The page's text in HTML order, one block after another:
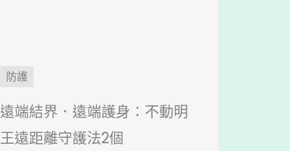
防護
遠端結界．遠端護身：不動明
王遠距離守護法2個